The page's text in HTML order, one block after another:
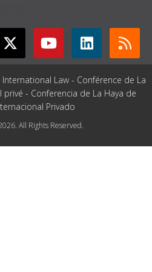
Law - Conférence de La
- Conferencia de La Haya de
Privado
All Rights Reserved.